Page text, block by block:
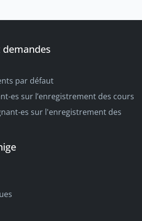
par défaut
es sur l’enregistrement des cours
es sur l'enregistrement des